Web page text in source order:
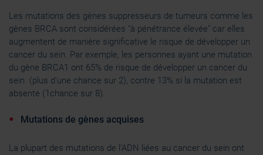
Les mutations des gènes suppresseurs de tumeurs comme les
gènes BRCA sont considérées "à pénétrance élevée" car elles
augmentent de manière significative le risque de développer un
cancer du sein. Par exemple, les personnes ayant une mutation
du gène BRCA1 ont 65% de risque de développer un cancer du
sein (plus d'une chance sur 2), contre 13% si la mutation est
absente (1chance sur 8).
Mutations de gènes acquises
La plupart des mutations de l'ADN liées au cancer du sein ont